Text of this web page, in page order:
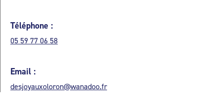
Téléphone :
05 59 77 06 58
Email :
desjoyauxoloron@wanadoo.fr